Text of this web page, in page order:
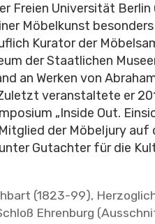
Freien Universität
Möbelkunst
Kurator der
der Staatlichen
an Werken von
veranstaltete er
„Inside Out.
der Möbeljury auf
Gutachter für die
(1823-99),
Ehrenburg